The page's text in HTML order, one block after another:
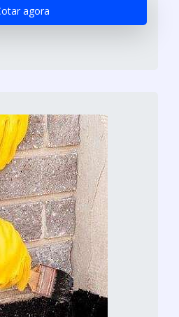
agora